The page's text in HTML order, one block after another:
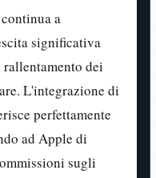
a
significativa
dei
L'integrazione di
perfettamente
ad Apple di
sugli